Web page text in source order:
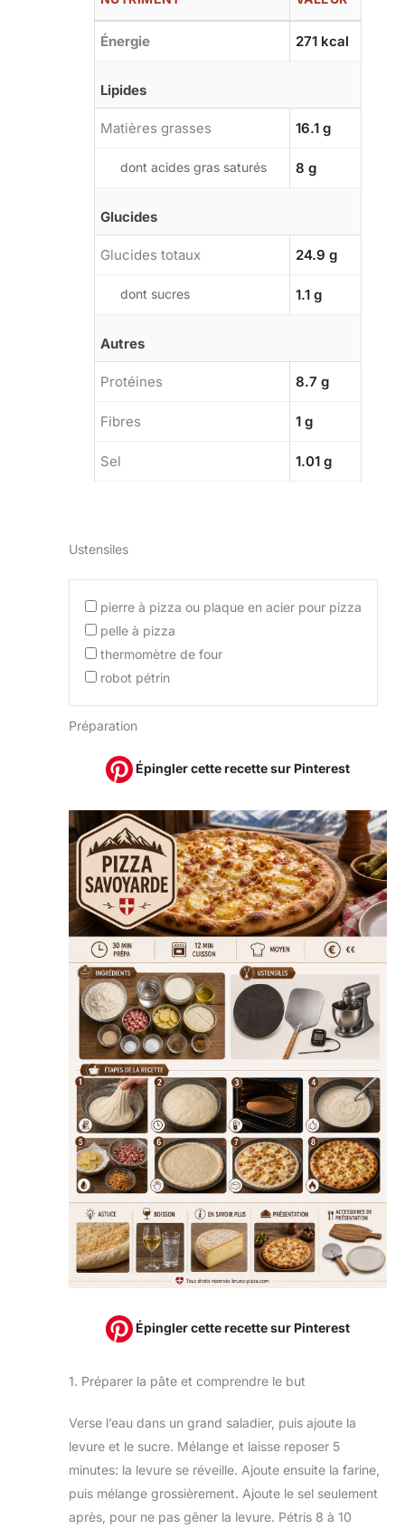
Énergie 271 kcal
Lipides
Matières grasses 16.1 g
dont acides gras saturés 8 g
Glucides
Glucides totaux 24.9 g
dont sucres 1.1 g
Autres
Protéines 8.7 g
Fibres 1 g
Sel 1.01 g
Ustensiles
pierre à pizza ou plaque en acier pour pizza
pelle à pizza
thermomètre de four
robot pétrin
Préparation
Épingler cette recette sur Pinterest
Épingler cette recette sur Pinterest
1. Préparer la pâte et comprendre le but
Verse l’eau dans un grand saladier, puis ajoute la
levure et le sucre. Mélange et laisse reposer 5
minutes: la levure se réveille. Ajoute ensuite la farine,
puis mélange grossièrement. Ajoute le sel seulement
après, pour ne pas gêner la levure. Pétris 8 à 10